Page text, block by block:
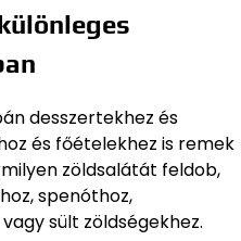
desszertekhez és
és főételekhez is remek
zöldsalátát feldob,
spenóthoz,
sült zöldségekhez.